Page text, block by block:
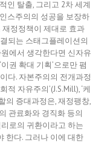
인 탈출, 그리고 2차 세계
스주의의 성공을 보장하
정정책이 제대로 효과
되는 스태그플레이션의
에서 생각한다면 신자유
권 확대 기획’으로만 폄
다. 자본주의의 전개과정
적 자유주의’(J.S.Mill), ‘케
의 증대과정은, 재정팽창,
관료화와 경직화 등의
로의 귀환이라고 하는
한다. 그러나 이에 대한